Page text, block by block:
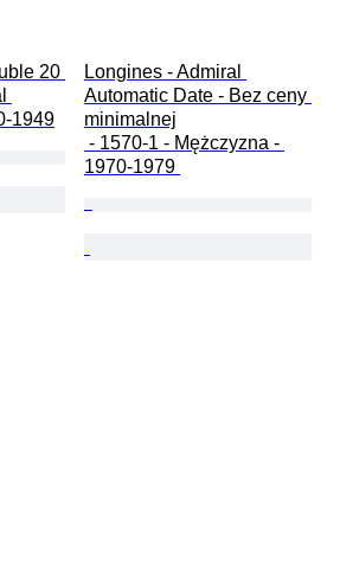
20
1949
Longines - Admiral
Automatic Date - Bez ceny
minimalnej
1970-1979